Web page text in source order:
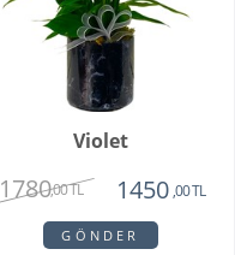
Violet
1780,00 TL 1450 ,00 TL
GÖNDER